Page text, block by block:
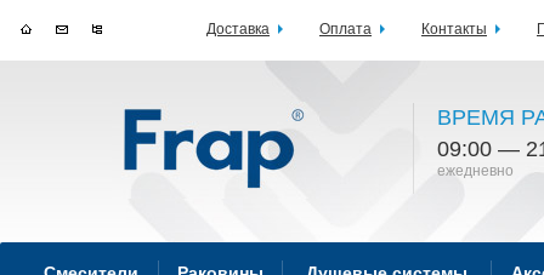
ВРЕМЯ
09:00 —
ежедневно
Доставка Оплата Контакты